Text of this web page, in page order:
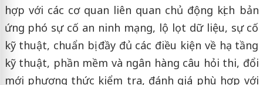
hợp với các cơ quan liên quan chủ động kịch bản
ứng phó sự cố an ninh mạng, lộ lọt dữ liệu, sự cố
kỹ thuật, chuẩn bị đầy đủ các điều kiện về hạ tầng
kỹ thuật, phần mềm và ngân hàng câu hỏi thi, đổi
mới phương thức kiểm tra, đánh giá phù hợp với